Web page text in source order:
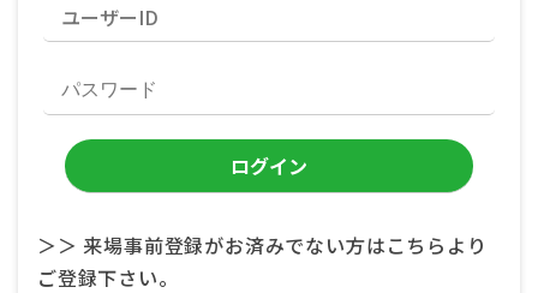
＞＞ 来場事前登録がお済みでない方はこちらより
ご登録下さい。